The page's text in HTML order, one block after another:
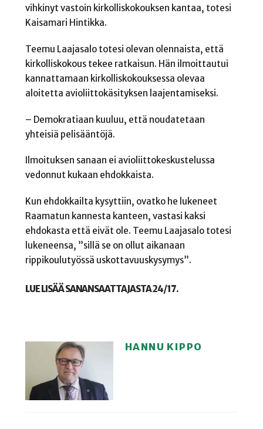
vihkinyt vastoin kirkolliskokouksen kantaa, totesi
Kaisamari Hintikka.
Teemu Laajasalo totesi olevan olennaista, että
kirkolliskokous tekee ratkaisun. Hän ilmoittautui
kannattamaan kirkolliskokouksessa olevaa
aloitetta avioliittokäsityksen laajentamiseksi.
– Demokratiaan kuuluu, että noudatetaan
yhteisiä pelisääntöjä.
Ilmoituksen sanaan ei avioliittokeskustelussa
vedonnut kukaan ehdokkaista.
Kun ehdokkailta kysyttiin, ovatko he lukeneet
Raamatun kannesta kanteen, vastasi kaksi
ehdokasta että eivät ole. Teemu Laajasalo totesi
lukeneensa, ”sillä se on ollut aikanaan
rippikoulutyössä uskottavuuskysymys”.
LUE LISÄÄ SANANSAATTAJASTA 24/17.
HANNU KIPPO